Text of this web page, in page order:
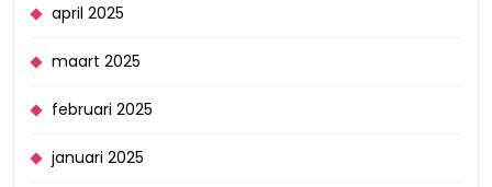
april 2025
maart 2025
februari 2025
januari 2025